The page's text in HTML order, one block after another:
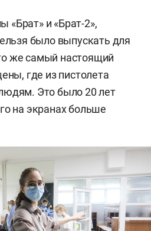
«Брат» и «Брат-2»,
было выпускать для
же самый настоящий
где из пистолета
Это было 20 лет
на экранах больше